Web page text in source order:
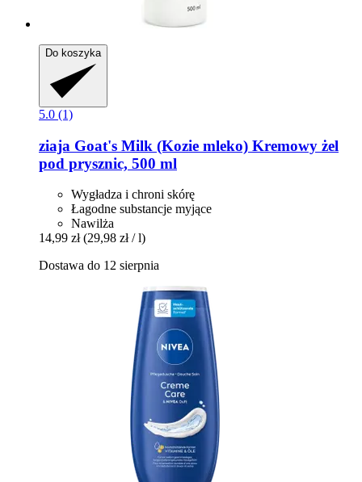
Do koszyka
5.0 (1)
ziaja Goat's Milk (Kozie mleko) Kremowy żel
pod prysznic, 500 ml
Wygładza i chroni skórę
Łagodne substancje myjące
Nawilża
14,99 zł (29,98 zł / l)
Dostawa do 12 sierpnia